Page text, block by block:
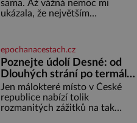
nátlak. Syn brněnského řezníka
chce být knězem a
sama. Až vážná nemoc mi
ukázala, že největším
ochotný podat pomocnou ruku.
Vždycky jsem byla spíš
samotářka. Nepotřebovala jsem
kolem sebe partu kamarádek
ani partnera. Stačily mi knihy,
práce a hlavně klid. Hned po
studiích jsem odešla z rodného
epochanacestach.cz
Poznejte údolí Desné: od
Dlouhých strání po termální
prameny
Jen málokteré místo v České
republice nabízí tolik
rozmanitých zážitků na tak